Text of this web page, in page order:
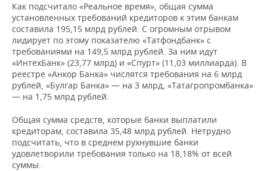
ВОДНЫЕ ВИДЫ СПОРТА
ХОККЕЙ С МЯЧОМ
ОБРАЗОВАНИЕ
ПРОИСШЕСТВИЯ
Как подсчитало «Реальное время», общая сумма
установленных требований кредиторов к этим банкам
составила 195,15 млрд рублей. С огромным отрывом
лидирует по этому показателю «Татфондбанк» с
требованиями на 149,5 млрд рублей. За ним идут
«ИнтехБанк» (23,77 млрд) и «Спурт» (11,03 миллиарда). В
реестре «Анкор Банка» числятся требования на 6 млрд
рублей, «Булгар Банка» — на 3 млрд, «Татагропромбанка»
— на 1,75 млрд рублей.
Общая сумма средств, которые банки выплатили
кредиторам, составила 35,48 млрд рублей. Нетрудно
подсчитать, что в среднем рухнувшие банки
удовлетворили требования только на 18,18% от всей
суммы.